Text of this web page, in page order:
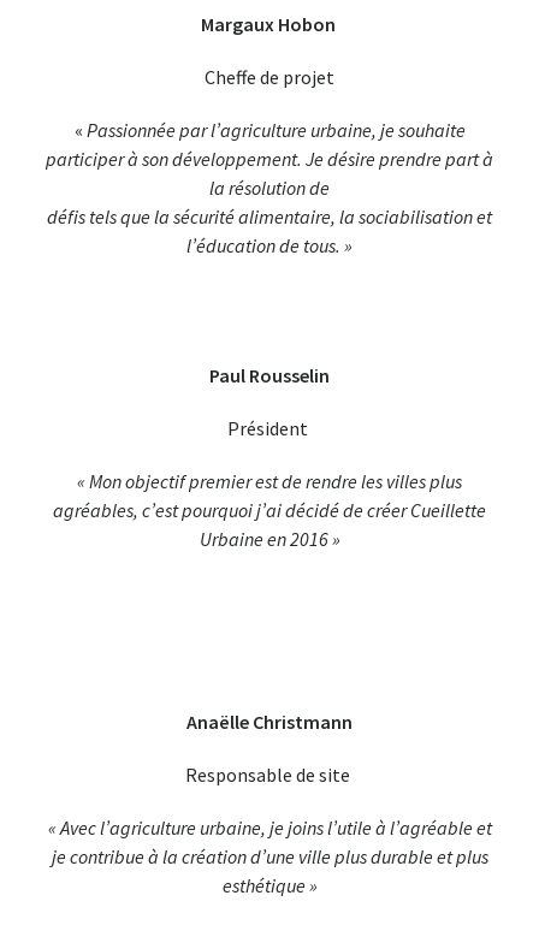
Margaux Hobon
Cheffe de projet
« Passionnée par l’agriculture urbaine, je souhaite
participer à son développement. Je désire prendre part à
la résolution de
défis tels que la sécurité alimentaire, la sociabilisation et
l’éducation de tous. »
Paul Rousselin
Président
« Mon objectif premier est de rendre les villes plus
agréables, c’est pourquoi j’ai décidé de créer Cueillette
Urbaine en 2016 »
Anaëlle Christmann
Responsable de site
« Avec l’agriculture urbaine, je joins l’utile à l’agréable et
je contribue à la création d’une ville plus durable et plus
esthétique »